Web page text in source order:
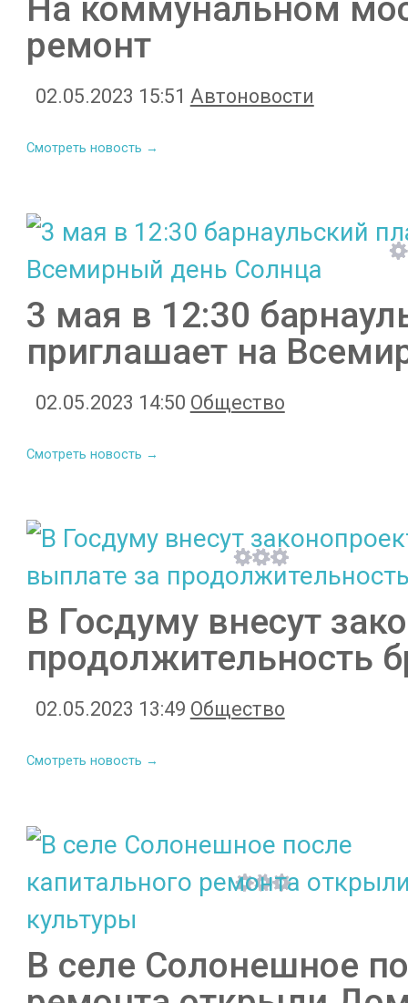
На коммунальном
ремонт
02.05.2023 15:51 Автоновости
Смотреть новость →
3 мая в 12:30
приглашает на
02.05.2023 14:50 Общество
Смотреть новость →
В Госдуму внесут
продолжительность
02.05.2023 13:49 Общество
Смотреть новость →
В селе Солонешное